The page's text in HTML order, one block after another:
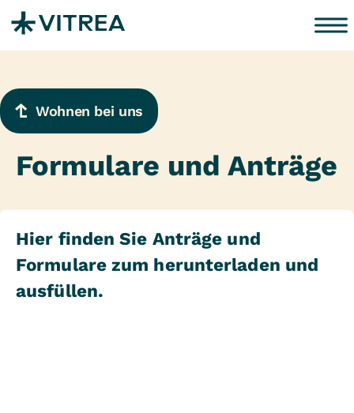
Zum Inhalt springen
Wohnen bei uns
Formulare und Anträge
Hier finden Sie Anträge und
Formulare zum herunterladen und
ausfüllen.